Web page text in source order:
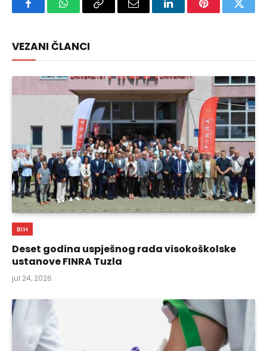
FacebookWhatsAppCopy
Email LinkedInPinterest
VEZANI ČLANCI
BIH
Deset godina uspješnog rada visokoškolske
ustanove FINRA Tuzla
jul 24, 2026